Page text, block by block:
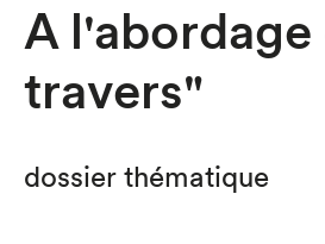
A
travers"
dossier thématique